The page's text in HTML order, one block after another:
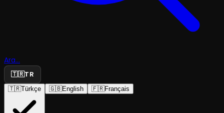
Ara...
🇹🇷TR
🇹🇷Türkçe 🇬🇧English 🇫🇷Français